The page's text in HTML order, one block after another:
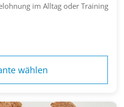
im Alltag oder Training
wählen